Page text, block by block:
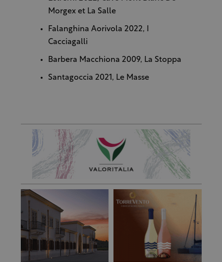
Morgex et La Salle
Falanghina Aorivola 2022, I
Cacciagalli
Barbera Macchiona 2009, La Stoppa
Santagoccia 2021, Le Masse